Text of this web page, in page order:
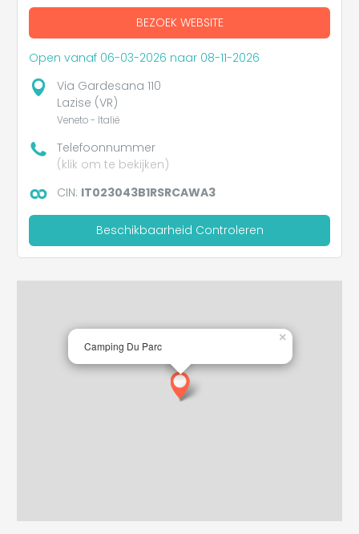
BEZOEK WEBSITE
Open vanaf 06-03-2026 naar 08-11-2026
Via Gardesana 110
Lazise (VR)
Veneto - Italië
Telefoonnummer
(klik om te bekijken)
CIN: IT023043B1RSRCAWA3
Beschikbaarheid Controleren
Camping Du Parc
×